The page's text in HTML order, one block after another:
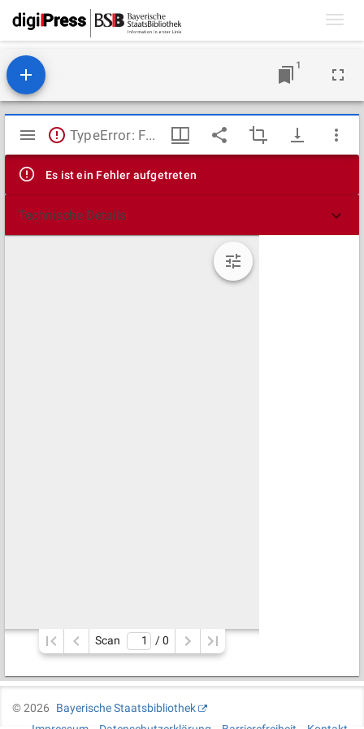
1
Mirador
Viewer
TypeError: Failed to fetch
Es ist ein Fehler aufgetreten
Technische Details
Scan / 0
©2026
Bayerische Staatsbibliothek